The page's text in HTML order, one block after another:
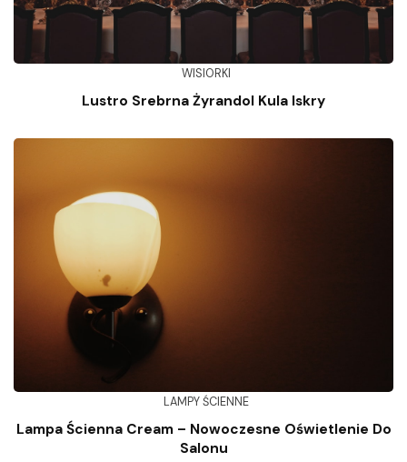
WISIORKI
Lustro Srebrna Żyrandol Kula Iskry
LAMPY ŚCIENNE
Lampa Ścienna Cream – Nowoczesne Oświetlenie Do
Salonu